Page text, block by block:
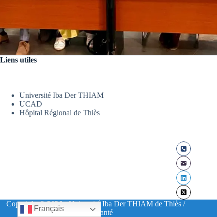
Liens utiles
Université Iba Der THIAM
UCAD
Hôpital Régional de Thiès
Copyright © 2026 - Université Iba Der THIAM de Thiès /
UFR Santé
Français